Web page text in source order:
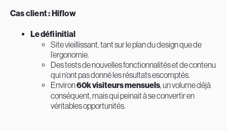
Cas client : Hiflow
Le défi initial
Site vieillissant, tant sur le plan du design que de
l’ergonomie.
Des tests de nouvelles fonctionnalités et de contenu
qui n’ont pas donné les résultats escomptés.
Environ60k visiteurs mensuels, un volume déjà
conséquent, mais qui peinait à se convertir en
véritables opportunités.